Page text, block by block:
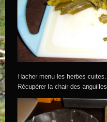
Hacher menu les herbes cuites.
Récupérer la chair des anguilles